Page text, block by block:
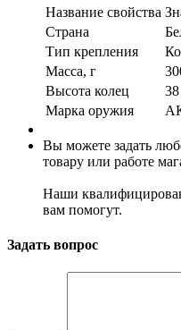
Название свойства
Страна
Тип крепления
Масса, г
Высота колец
Марка оружия
Вы можете задать
товару или работе
Наши
вам помогут.
Задать вопрос